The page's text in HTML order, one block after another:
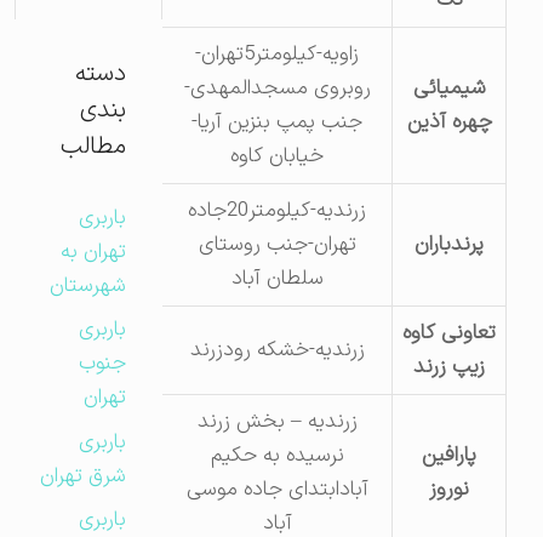
شیمیائی
چهره آذین
زاویه-کیلومتر5تهران-
روبروی مسجدالمهدی-
جنب پمپ بنزین آریا-
خیابان کاوه
58436665
پرندباران
زرندیه-کیلومتر20جاده
تهران-جنب روستای
سلطان آباد
22067870
تعاونی کاوه
زیپ زرند
زرندیه-خشکه رودزرند 542229
پارافین
نوروز
زرندیه – بخش زرند
نرسیده به حکیم
آبادابتدای جاده موسی
2565353381
دسته
بندی
مطالب
باربری
تهران به
شهرستان
باربری
جنوب
تهران
باربری
شرق تهران
باربری